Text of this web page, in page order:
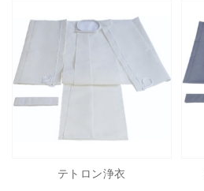
テトロン浄衣